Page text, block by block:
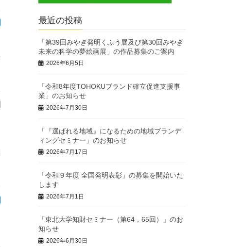
最近の投稿
「第39回みやぎ発明くふう展及び第30回みやぎ
未来の科学の夢絵画展」の作品募集のご案内
2026年6月5日
「令和8年度TOHOKUブランド確立促進支援事
業」のお知らせ
2026年7月30日
「『選ばれる地域』になるための地域ブランデ
ィングセミナー」のお知らせ
2026年7月17日
「令和９年度 全国発明表彰」の募集を開始いた
します
2026年7月1日
「東北大学知財セミナー（第64，65回）」のお
知らせ
2026年6月30日